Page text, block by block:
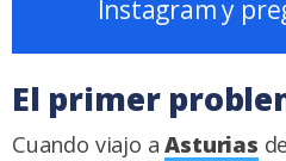
Instagram y
El primer
Cuando viajo aAsturias